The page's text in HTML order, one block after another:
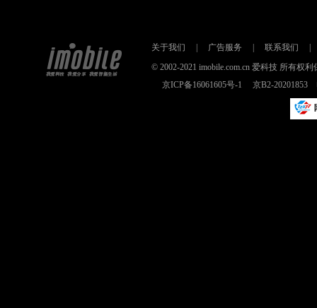
关于我们 广告服务 联系我们
© 2002-2021 imobile.com.cn 爱科技 所有权
京ICP备16061605号-1
京B2-20201853